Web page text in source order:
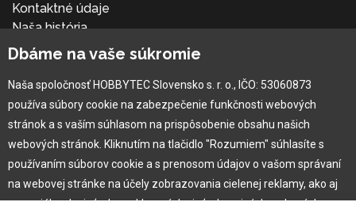
Kontaktné údaje
Naša história
Kariéra
Pre zákazníka
Garancia najlepšej ceny
Užívateľský manuál
Obchodné podmienky
Zákazník & partner
Dbáme na vaše súkromie
Naša spoločnosť HOBBYTEC Slovensko s. r. o., IČO: 53060873
používa súbory cookie na zabezpečenie funkčnosti webových
stránok a s vaším súhlasom na prispôsobenie obsahu našich
webových stránok. Kliknutím na tlačidlo "Rozumiem" súhlasíte s
používaním súborov cookie a s prenosom údajov o vašom správaní
na webovej stránke na účely zobrazovania cielenej reklamy, ako aj